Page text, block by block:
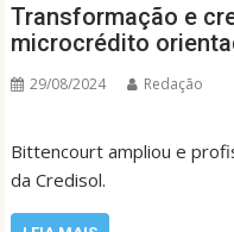
Transformação e
microcrédito
29/08/2024 Redação
Bittencourt ampliou e
da Credisol.